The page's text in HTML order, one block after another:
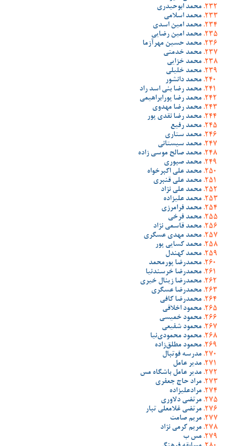
محمد ابوحیدری
محمد اسلامی
محمد امین اسدی
محمد امین رضایی
محمد حسین مهرآزما
محمد خدمتی
محمد خزایی
محمد خلیلی
محمد دانشور
محمد رضا بنی اسد راد
محمد رضا پورابراهیمی
محمد رضا مهدوی
محمد رضا نقدی پور
محمد رفیع
محمد ستاری
محمد سیستانی
محمد صالح موسی زاده
محمد صبوری
محمد علی اکبرخواه
محمد علی قنبری
محمد علی نژاد
محمد علیزاده
محمد فرامرزی
محمد فرخی
محمد قاسمی نژاد
محمد مهدی عسگری
محمد کسایی پور
محمد کهندل
محمدرضا پورمحمد
محمدرضا خرسندنیا
محمدرضا زینال خیری
محمدرضا عسگری
محمدرضا کافی
محمود اخلاقی
محمود خمیسی
محمود شفیعی
محمود محمودی‌نیا
محمود مطلق‌زاده
مدرسه فوتبال
مدیر عامل
مدیر عامل باشگاه مس
مراد حاج جعفری
مرادعلیزاده
مرتضی دلاوری
مرتضی غلامعلی تبار
مریم صامت
مریم کرمی نژاد
مس ب